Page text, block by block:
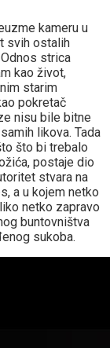
kameru u
svih ostalih
strica
kao život,
starim
pokretač
nisu bile bitne
likova. Tada
što bi trebalo
postaje dio
stvara na
a u kojem netko
netko zapravo
buntovništva
sukoba.